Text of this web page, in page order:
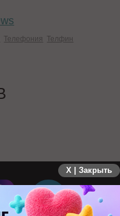
Телефония Телфин
X | Закрыть